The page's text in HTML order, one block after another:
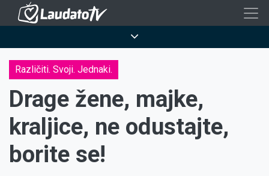
Skoči
sadržaj
Različiti. Svoji. Jednaki.
Drage žene, majke,
kraljice, ne odustajte,
borite se!